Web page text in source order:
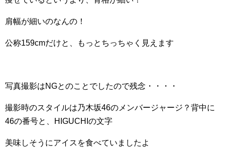
肩幅が細いのなんの！
公称159cmだけと、もっとちっちゃく見えます
写真撮影はNGとのことでしたので残念・・・・
撮影時のスタイルは乃木坂46のメンバージャージ？背中に
46の番号と、HIGUCHIの文字
美味しそうにアイスを食べていましたよ